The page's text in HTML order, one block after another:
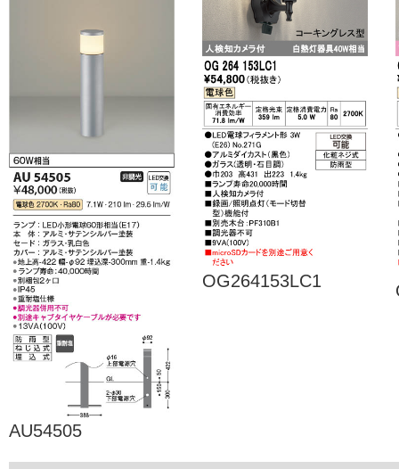
AU54505
OG264153LC1